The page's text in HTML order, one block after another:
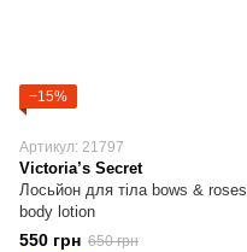
−15%
Артикул: 21797
Victoria’s Secret
Лосьйон для тіла bows & roses
body lotion
550 грн 650 грн